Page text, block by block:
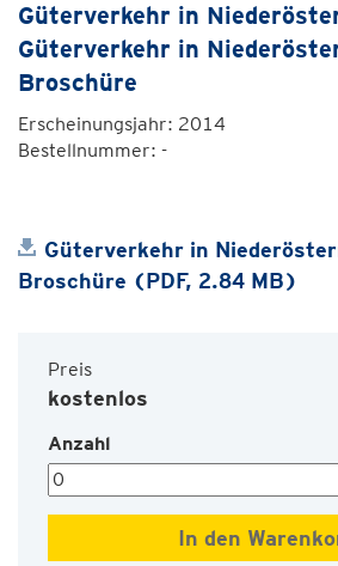
Güterverkehr in
Güterverkehr in
Broschüre
Erscheinungsjahr: 2014
Bestellnummer: -
Güterverkehr in
Broschüre (PDF, 2.84 MB)
Preis
kostenlos
Anzahl